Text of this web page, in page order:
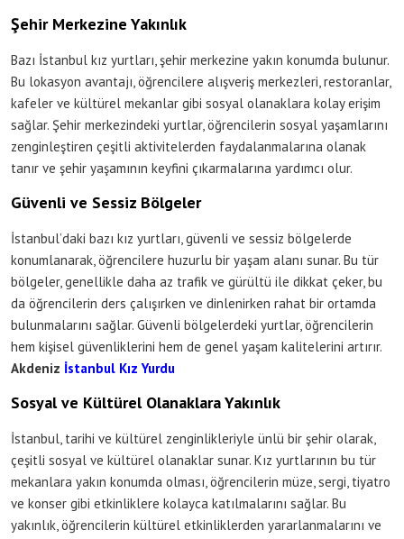
Şehir Merkezine Yakınlık
Bazı İstanbul kız yurtları, şehir merkezine yakın konumda bulunur.
Bu lokasyon avantajı, öğrencilere alışveriş merkezleri, restoranlar,
kafeler ve kültürel mekanlar gibi sosyal olanaklara kolay erişim
sağlar. Şehir merkezindeki yurtlar, öğrencilerin sosyal yaşamlarını
zenginleştiren çeşitli aktivitelerden faydalanmalarına olanak
tanır ve şehir yaşamının keyfini çıkarmalarına yardımcı olur.
Güvenli ve Sessiz Bölgeler
İstanbul’daki bazı kız yurtları, güvenli ve sessiz bölgelerde
konumlanarak, öğrencilere huzurlu bir yaşam alanı sunar. Bu tür
bölgeler, genellikle daha az trafik ve gürültü ile dikkat çeker, bu
da öğrencilerin ders çalışırken ve dinlenirken rahat bir ortamda
bulunmalarını sağlar. Güvenli bölgelerdeki yurtlar, öğrencilerin
hem kişisel güvenliklerini hem de genel yaşam kalitelerini artırır.
Akdeniz İstanbul Kız Yurdu
Sosyal ve Kültürel Olanaklara Yakınlık
İstanbul, tarihi ve kültürel zenginlikleriyle ünlü bir şehir olarak,
çeşitli sosyal ve kültürel olanaklar sunar. Kız yurtlarının bu tür
mekanlara yakın konumda olması, öğrencilerin müze, sergi, tiyatro
ve konser gibi etkinliklere kolayca katılmalarını sağlar. Bu
yakınlık, öğrencilerin kültürel etkinliklerden yararlanmalarını ve